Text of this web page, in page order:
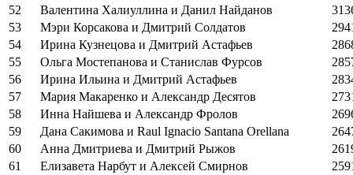
52
Валентина Халиуллина и Данил Найданов
53
Мэри Корсакова и Дмитрий Солдатов
54
Ирина Кузнецова и Дмитрий Астафьев
55
Ольга Мостепанова и Станислав Фурсов
56
Ирина Ильина и Дмитрий Астафьев
57
Мария Макаренко и Александр Десятов
58
Инна Найшева и Александр Фролов
59
Дана Сакимова и Raul Ignacio Santana Orellana
60
Анна Дмитриева и Дмитрий Рыжов
61
Елизавета Нарбут и Алексей Смирнов